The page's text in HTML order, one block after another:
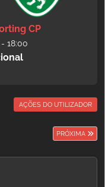
CP
18:00
AÇÕES DO UTILIZADOR
PRÓXIMA